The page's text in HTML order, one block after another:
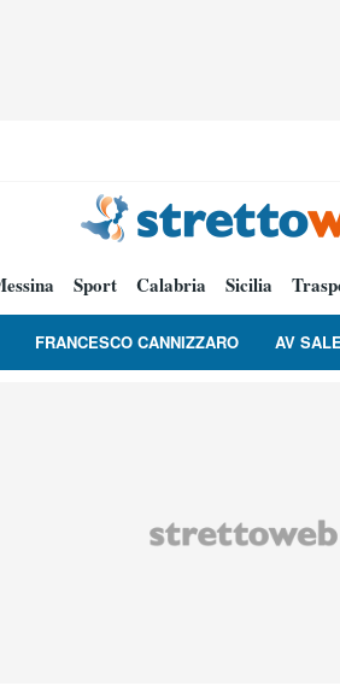
Sport Calabria Sicilia
FRANCESCO CANNIZZARO AV